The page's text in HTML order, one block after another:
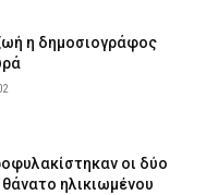
Τρίτη (11/8) έλαβε η
της ΓΑΔΑ
μητέρα και
του ΙΧ με
η δημοσιογράφος
οι δύο
ηλικιωμένου